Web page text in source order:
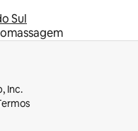
Sul
Inc.